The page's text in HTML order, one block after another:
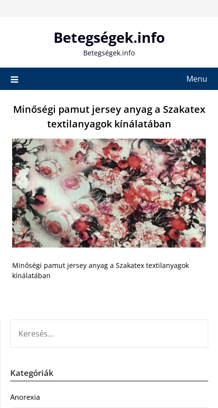
Betegségek.info
Betegségek.info
Menu
Minőségi pamut jersey anyag a Szakatex
textilanyagok kínálatában
Minőségi pamut jersey anyag a Szakatex textilanyagok
kínálatában
Kategóriák
Anorexia